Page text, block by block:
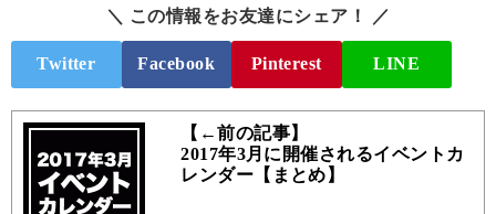
＼ この情報をお友達にシェア！ ／
Twitter Facebook Pinterest LINE
【←前の記事】
2017年3月に開催されるイベントカ
レンダー【まとめ】